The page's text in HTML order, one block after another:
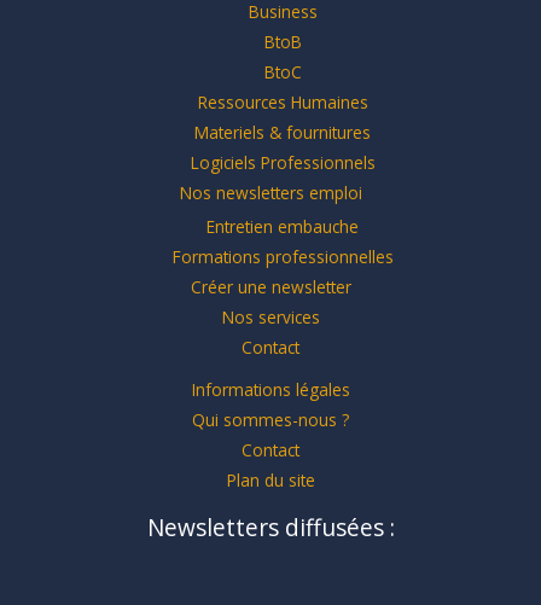
Business
BtoB
BtoC
Ressources Humaines
Materiels & fournitures
Logiciels Professionnels
Nos newsletters emploi
Entretien embauche
Formations professionnelles
Créer une newsletter
Nos services
Contact
Informations légales
Qui sommes-nous ?
Contact
Plan du site
Newsletters diffusées :